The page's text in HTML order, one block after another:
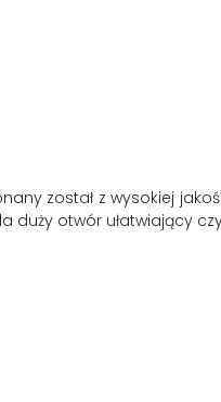
został z wysokiej
otwór ułatwiający